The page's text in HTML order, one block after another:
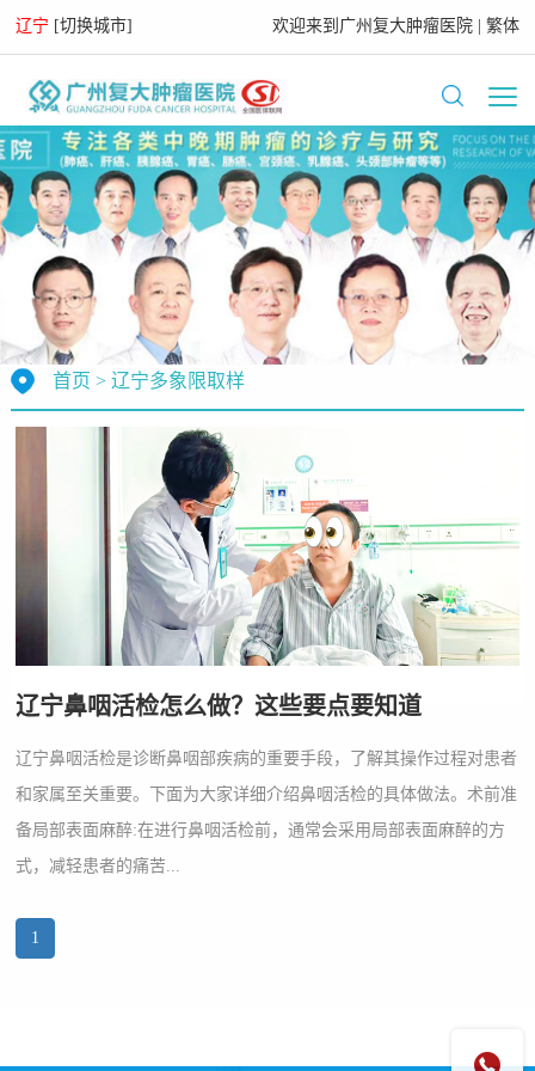
辽宁 [切换城市] 欢迎来到 广州复大肿瘤医院| 繁体
首页 > 辽宁多象限取样
辽宁鼻咽活检怎么做？这些要点要知道
辽宁鼻咽活检是诊断鼻咽部疾病的重要手段，了解其操作过程对患者
和家属至关重要。下面为大家详细介绍鼻咽活检的具体做法。术前准
备局部表面麻醉:在进行鼻咽活检前，通常会采用局部表面麻醉的方
式，减轻患者的痛苦...
1
